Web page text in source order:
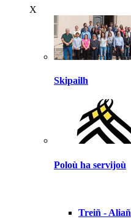
X
Skipailh
Poloù ha servijoù
Treiñ - Aliañ